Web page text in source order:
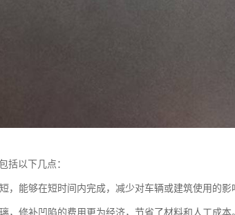
括以下几点：
，能够在短时间内完成，减少对车辆或建筑使用的影
，修补凹陷的费用更为经济，节省了材料和人工成本